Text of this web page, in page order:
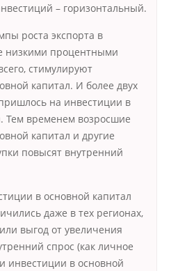
– горизонтальный.
роста экспорта в
низкими процентными
стимулируют
капитал. И более двух
на инвестиции в
Тем временем возросшие
капитал и другие
повысят внутренний
в основной капитал
даже в тех регионах,
выгод от увеличения
спрос (как личное
инвестиции в основной